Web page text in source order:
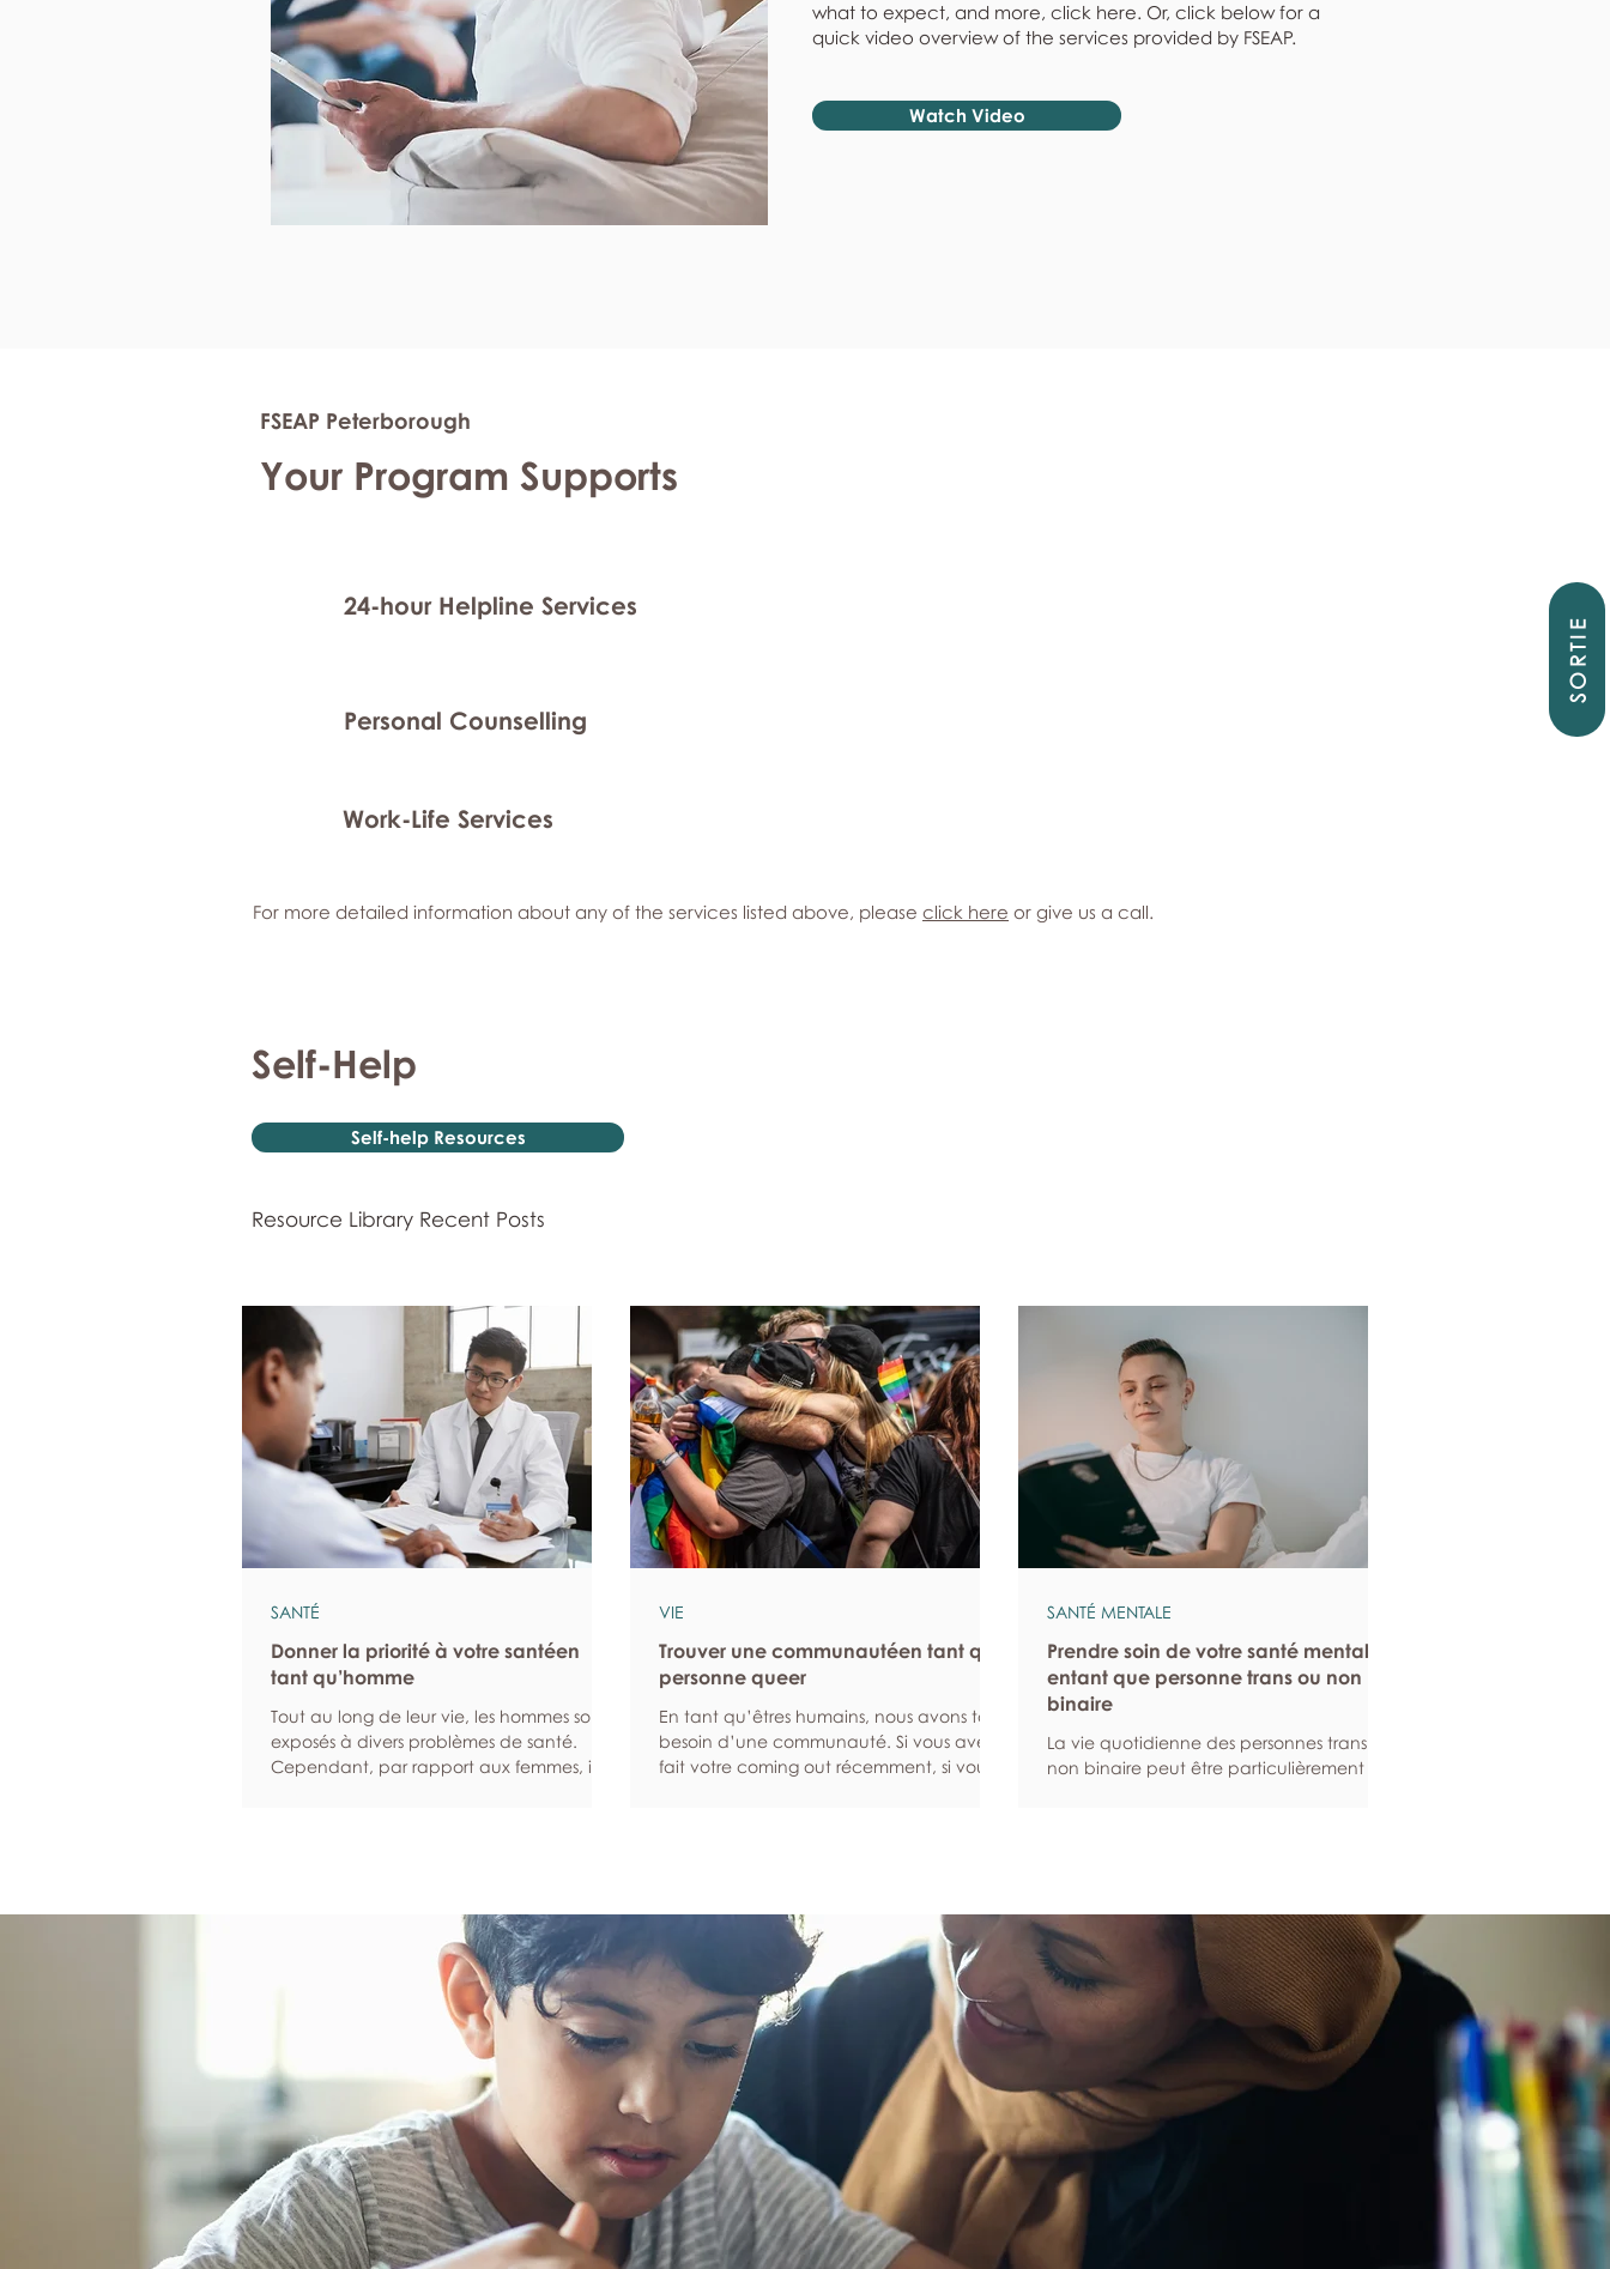
SORTIE
what to expect, and more, click here. Or, click below for a
quick video overview of the services provided by FSEAP.
Watch Video
FSEAP Peterborough
Your Program Supports
24-hour Helpline Services
Personal Counselling
Work-Life Services
Self-Help
Self-help Resources
Resource Library Recent Posts
Donner la priorité à votre santéen
tant qu’homme
Tout au long de leur vie, les hommes sont
exposés à divers problèmes de santé.
Cependant, par rapport aux femmes, ils
et à leur bien-être. Programmez des
examens de dépistage réguliers Les bilans
et les examens de dépistage permettent
d’identifier un éventuel problème de
SANTÉ
Trouver une communautéen tant que
personne queer
En tant qu’êtres humains, nous avons tous
besoin d’une communauté. Si vous avez
fait votre coming out récemment, si vous
cherchez. Recherchez une communauté
en ligne Les plateformes numériques et les
réseaux sociaux en ligne peuvent vous
aider à entrer en relation avec des
personnes qui sont s
VIE
Prendre soin de votre santé mentale
entant que personne trans ou non
binaire
La vie quotidienne des personnes trans ou
non binaire peut être particulièrement
genre L’accompagnement et la
communauté contribuent grandement
au bien-être mental, en ce sens qu’elles
procurent un soutien et un sentiment
d’appartenance. Cela est
particulièrement importan
SANTÉ MENTALE
For more detailed information about any of the services listed above, please click here or give us a call.